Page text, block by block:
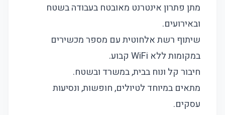
מתן פתרון אינטרנט מאובטח בעבודה בשטח
ובאירועים.
שיתוף רשת אלחוטית עם מספר מכשירים
במקומות ללא WiFi קבוע.
חיבור קל ונוח בבית, במשרד ובשטח.
מתאים במיוחד לטיולים, חופשות, ונסיעות
עסקים.